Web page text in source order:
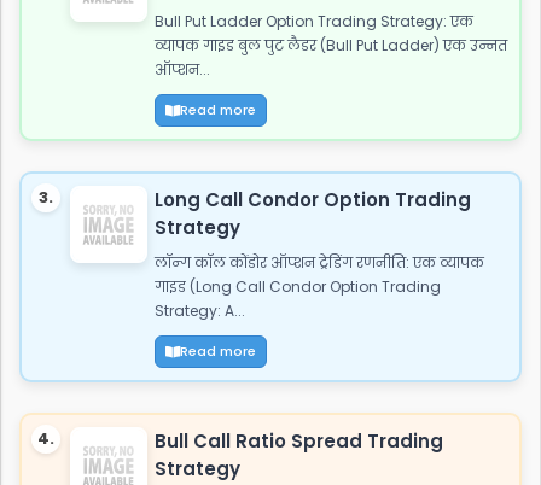
Bull Put Ladder Option Trading Strategy: एक
व्यापक गाइड बुल पुट लैडर (Bull Put Ladder) एक उन्नत
ऑप्शन...
Read more
3.
Long Call Condor Option Trading
Strategy
लॉन्ग कॉल कोंडोर ऑप्शन ट्रेडिंग रणनीति: एक व्यापक
गाइड (Long Call Condor Option Trading
Strategy: A...
Read more
4.
Bull Call Ratio Spread Trading
Strategy